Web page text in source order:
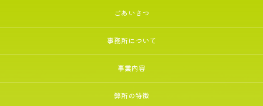
ごあいさつ
事務所について
事業内容
弊所の特徴